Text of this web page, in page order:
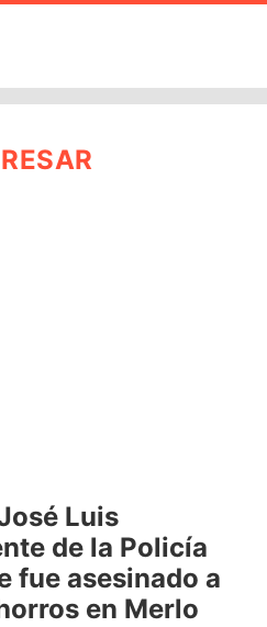
Luis
de la Policía
fue asesinado a
en Merlo